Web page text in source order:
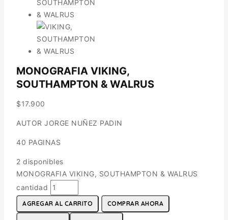
MONOGRAFIA VIKING,
SOUTHAMPTON & WALRUS
$17.900
AUTOR JORGE NUÑEZ PADIN
40 PAGINAS
2 disponibles
MONOGRAFIA VIKING, SOUTHAMPTON & WALRUS
cantidad
AGREGAR AL CARRITO COMPRAR AHORA